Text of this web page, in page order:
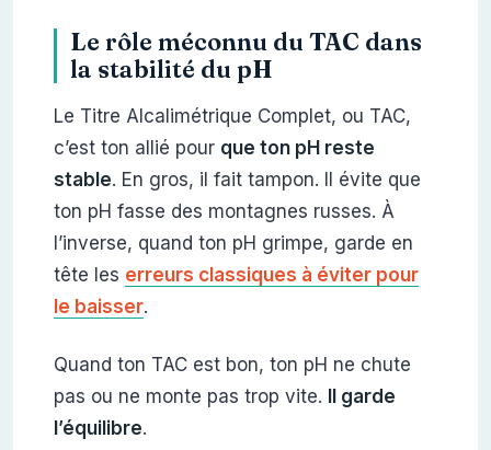
Le rôle méconnu du TAC dans
la stabilité du pH
Le Titre Alcalimétrique Complet, ou TAC,
c’est ton allié pour que ton pH reste
stable. En gros, il fait tampon. Il évite que
ton pH fasse des montagnes russes. À
l’inverse, quand ton pH grimpe, garde en
tête les erreurs classiques à éviter pour
le baisser.
Quand ton TAC est bon, ton pH ne chute
pas ou ne monte pas trop vite. Il garde
l’équilibre.